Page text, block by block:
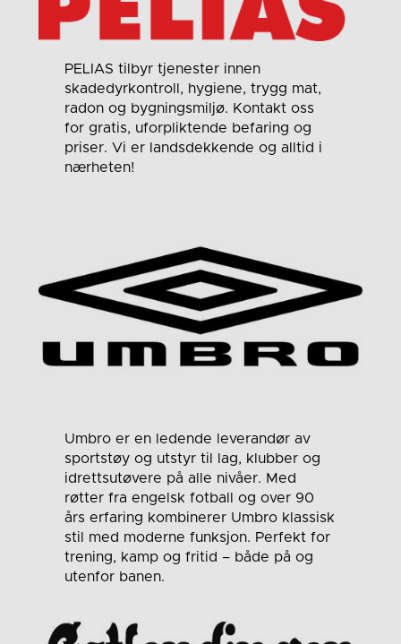
PELIAS tilbyr tjenester innen
skadedyrkontroll, hygiene, trygg mat,
radon og bygningsmiljø. Kontakt oss
for gratis, uforpliktende befaring og
priser. Vi er landsdekkende og alltid i
nærheten!
Umbro er en ledende leverandør av
sportstøy og utstyr til lag, klubber og
idrettsutøvere på alle nivåer. Med
røtter fra engelsk fotball og over 90
års erfaring kombinerer Umbro klassisk
stil med moderne funksjon. Perfekt for
trening, kamp og fritid – både på og
utenfor banen.